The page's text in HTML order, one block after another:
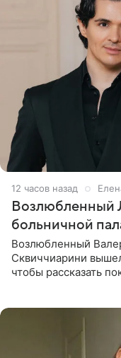
12 часов назад
Возлюбленный
больничной
Возлюбленный
Сквиччиарини
чтобы рассказать